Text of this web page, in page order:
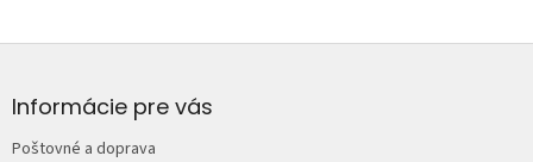
pInformácie pre vás
Poštovné a doprava